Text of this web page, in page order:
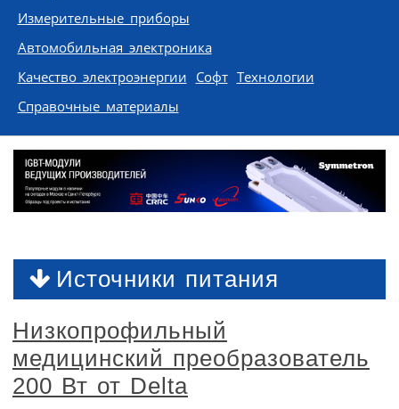
Измерительные приборы
Автомобильная электроника
Качество электроэнергии Софт Технологии
Справочные материалы
Источники питания
Низкопрофильный
медицинский преобразователь
200 Вт от Delta